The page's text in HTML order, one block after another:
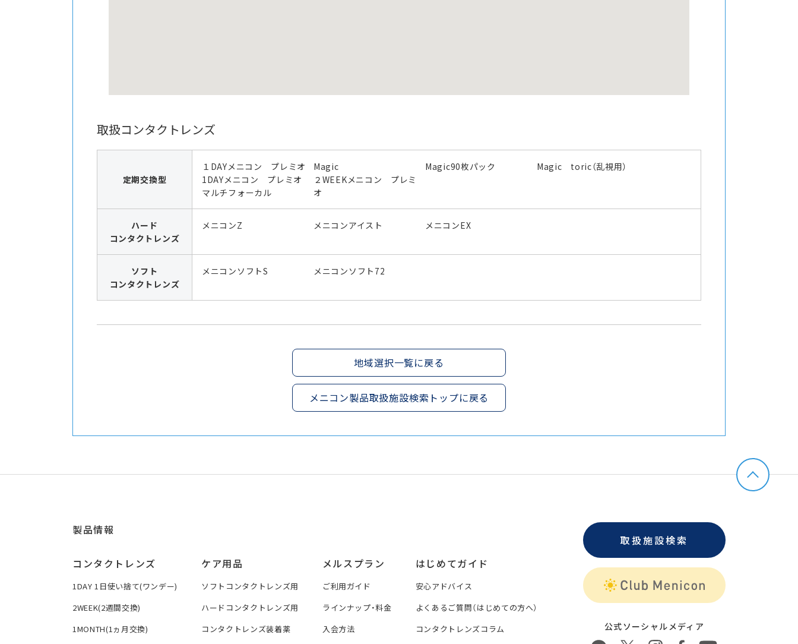
取扱コンタクトレンズ
定期交換型
１DAYメニコン プレミオ Magic Magic90枚パック
Magic toric（乱視用）
1DAYメニコン プレミオ
マルチフォーカル
２WEEKメニコン プレミ
オ
ハード
コンタクトレンズ
メニコンZ メニコンアイスト メニコンEX
ソフト
コンタクトレンズ
メニコンソフトS メニコンソフト72
地域選択一覧に戻る
メニコン製品取扱施設検索トップに戻る
製品情報
コンタクトレンズ
1DAY 1日使い捨て(ワンデー)
2WEEK(2週間交換)
1MONTH(1ヵ月交換)
ケア用品
ソフトコンタクトレンズ用
ハードコンタクトレンズ用
コンタクトレンズ装着薬
メルスプラン
ご利用ガイド
ラインナップ・料金
入会方法
はじめてガイド
安心アドバイス
よくあるご質問（はじめての方へ）
コンタクトレンズコラム
取扱施設検索
公式ソーシャルメディア